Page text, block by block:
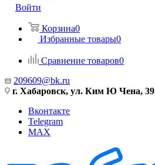
Войти
Корзина0
Избранные товары0
Сравнение товаров0
209609@bk.ru
г. Хабаровск, ул. Ким Ю Чена, 39
Вконтакте
Telegram
MAX